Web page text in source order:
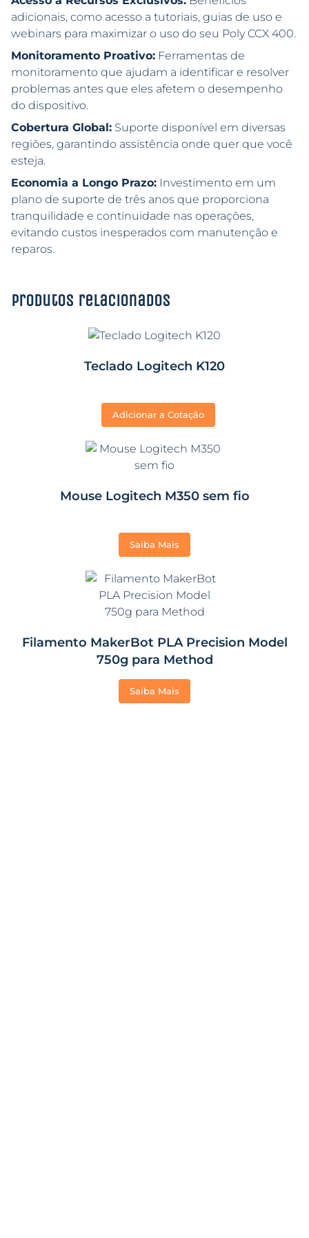
adicionais, como acesso a tutoriais, guias de uso e
webinars para maximizar o uso do seu Poly CCX 400.
Monitoramento Proativo: Ferramentas de
monitoramento que ajudam a identificar e resolver
problemas antes que eles afetem o desempenho
do dispositivo.
Cobertura Global: Suporte disponível em diversas
regiões, garantindo assistência onde quer que você
esteja.
Economia a Longo Prazo: Investimento em um
plano de suporte de três anos que proporciona
tranquilidade e continuidade nas operações,
evitando custos inesperados com manutenção e
reparos.
Produtos relacionados
Teclado Logitech K120
Adicionar a Cotação
Mouse Logitech M350 sem fio
Saiba Mais
Filamento MakerBot PLA Precision Model
750g para Method
Saiba Mais